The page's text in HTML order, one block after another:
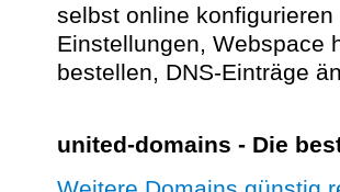
selbst online
Einstellungen, Webspace
bestellen, DNS-Einträge
united-domains - Die